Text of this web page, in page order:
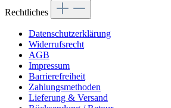
Rechtliches
Datenschutzerklärung
Widerrufsrecht
AGB
Impressum
Barrierefreiheit
Zahlungsmethoden
Lieferung & Versand